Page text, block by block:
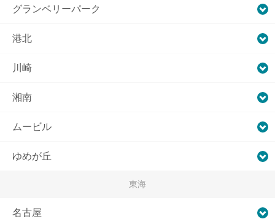
グランベリーパーク
港北
川崎
湘南
ムービル
ゆめが丘
東海
名古屋